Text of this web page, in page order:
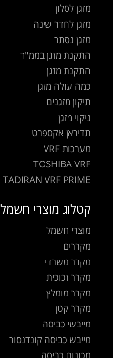
מזגן לסלון
מזגן לחדר שינה
מזגן נסתר
התקנת מזגן בממ"ד
התקנת מזגן
כמה עולה מזגן
תיקון מזגנים
ניקוי מזגן
תדיראן אקספרט
מערכות VRF
TOSHIBA VRF
TADIRAN VRF PRIME
קטלוג מוצרי חשמל
מוצרי חשמל
מקררים
מקרר משרדי
מקרר זכוכית
מקרר מומלץ
מקרר קטן
מייבשי כביסה
מייבש כביסה קונדנסור
מכונות כביסה